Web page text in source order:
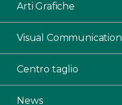
Arti Grafiche
Visual Communication
Centro taglio
News